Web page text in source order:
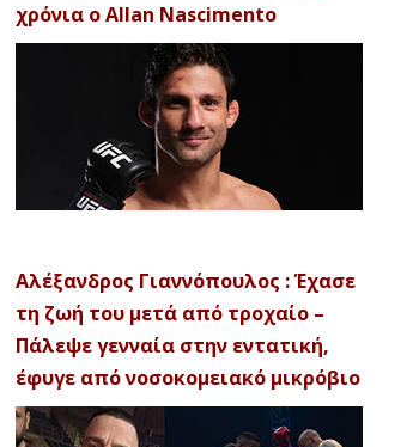
χρόνια ο Allan Nascimento
Αλέξανδρος Γιαννόπουλος : Έχασε
τη ζωή του μετά από τροχαίο –
Πάλεψε γενναία στην εντατική,
έφυγε από νοσοκομειακό μικρόβιο